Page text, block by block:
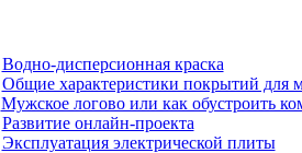
Водно-дисперсионная краска
Общие характеристики покрытий для
Мужское логово или как обустроить
Развитие онлайн-проекта
Эксплуатация электрической плиты